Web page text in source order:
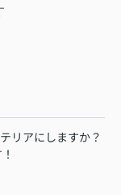
リアにしますか？